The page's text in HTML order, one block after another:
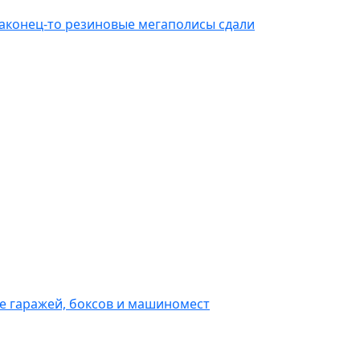
то резиновые мегаполисы сдали
гаражей, боксов и машиномест